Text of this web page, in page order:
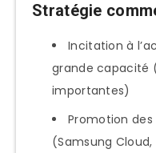
Stratégie
Incitation à
grande capacité
importantes)
Promotion
(Samsung